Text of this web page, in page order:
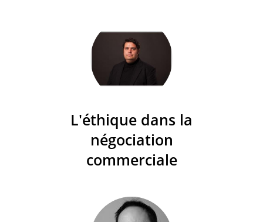
L'éthique dans la
négociation
commerciale